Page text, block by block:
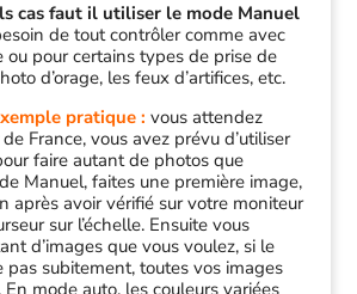
cas faut il utiliser le mode Manuel
de tout contrôler comme avec
ou pour certains types de prise de
d’orage, les feux d’artifices, etc.
pratique : vous attendez
de France, vous avez prévu d’utiliser
faire autant de photos que
Manuel, faites une première image,
après avoir vérifié sur votre moniteur
sur l’échelle. Ensuite vous
d’images que vous voulez, si le
pas subitement, toutes vos images
mode auto, les couleurs variées